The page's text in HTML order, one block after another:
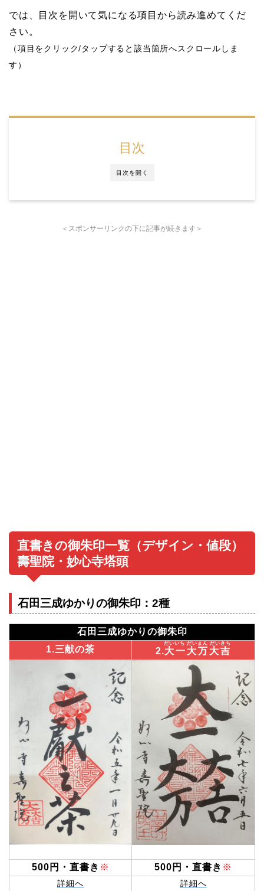
では、目次を開いて気になる項目から読み進めてくだ
さい。
（項目をクリック/タップすると該当箇所へスクロールしま
す）
目次を開く
目次
＜スポンサーリンクの下に記事が続きます＞
直書きの御朱印一覧（デザイン・値段）
壽聖院・妙心寺塔頭
石田三成ゆかりの御朱印：2種
石田三成ゆかりの御朱印
1.三献の茶
2.大一大万大吉
だいいち だいまん だいきち
500円・直書き ※ 500円・直書き ※
詳細へ 詳細へ